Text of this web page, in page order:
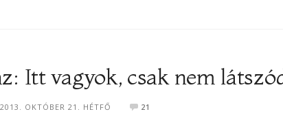
Itt vagyok, csak nem
2013. OKTÓBER 21. HÉTFŐ 21